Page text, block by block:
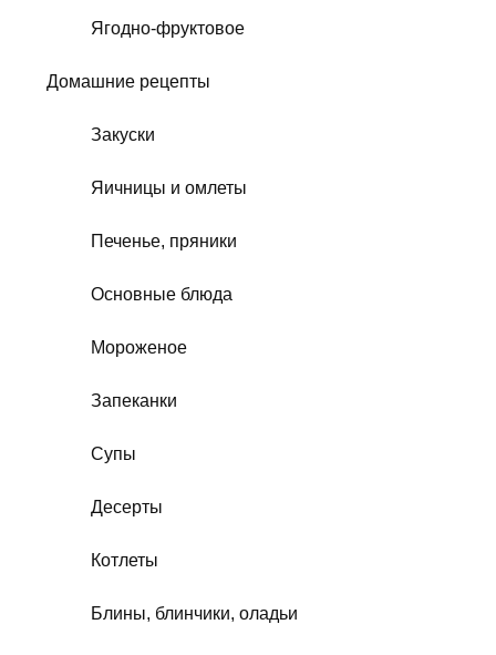
Ягодно-фруктовое
Домашние рецепты
Закуски
Яичницы и омлеты
Печенье, пряники
Основные блюда
Мороженое
Запеканки
Супы
Десерты
Котлеты
Блины, блинчики, оладьи